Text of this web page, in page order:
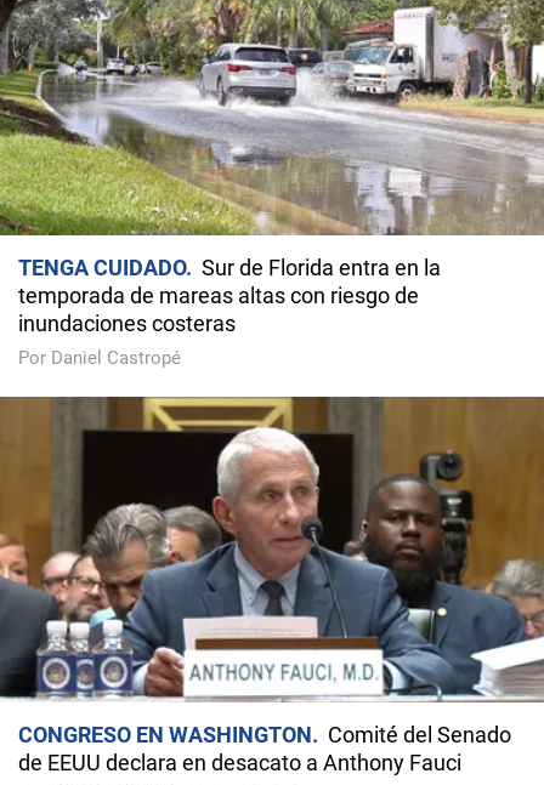
TENGA CUIDADO
Sur de Florida entra en la
temporada de mareas altas con riesgo de
inundaciones costeras
Por Daniel Castropé
CONGRESO EN WASHINGTON
Comité del Senado
de EEUU declara en desacato a Anthony Fauci